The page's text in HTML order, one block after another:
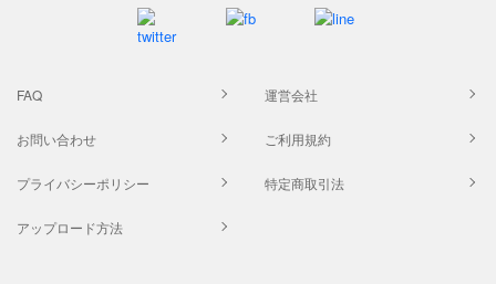
FAQ 運営会社
お問い合わせ ご利用規約
プライバシーポリシー 特定商取引法
アップロード方法